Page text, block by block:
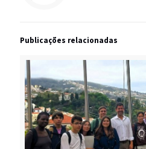
Publicações relacionadas